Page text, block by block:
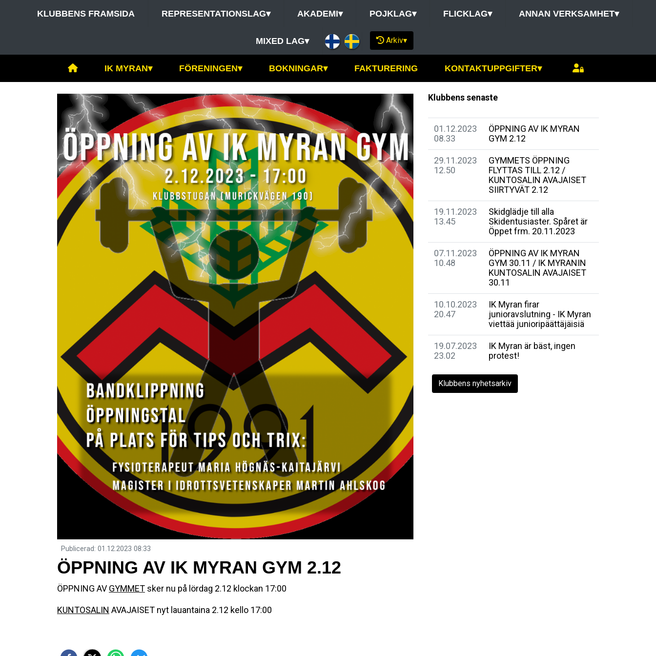
KLUBBENS FRAMSIDA REPRESENTATIONSLAG▾ AKADEMI▾ POJKLAG▾ FLICKLAG▾ ANNAN VERKSAMHET▾
MIXED LAG▾ Arkiv▾
IK MYRAN▾ FÖRENINGEN▾ BOKNINGAR▾ FAKTURERING KONTAKTUPPGIFTER▾
Publicerad: 01.12.2023 08:33
ÖPPNING AV IK MYRAN GYM 2.12
ÖPPNING AV GYMMET sker nu på lördag 2.12 klockan 17:00
KUNTOSALIN AVAJAISET nyt lauantaina 2.12 kello 17:00
Klubbens senaste
01.12.2023
08.33
ÖPPNING AV IK MYRAN
GYM 2.12
29.11.2023
12.50
GYMMETS ÖPPNING
FLYTTAS TILL 2.12 /
KUNTOSALIN AVAJAISET
SIIRTYVÄT 2.12
19.11.2023
13.45
Skidglädje till alla
Skidentusiaster. Spåret är
Öppet frm. 20.11.2023
07.11.2023
10.48
ÖPPNING AV IK MYRAN
GYM 30.11 / IK MYRANIN
KUNTOSALIN AVAJAISET
30.11
10.10.2023
20.47
IK Myran firar
junioravslutning - IK Myran
viettää junioripäättäjäisiä
19.07.2023
23.02
IK Myran är bäst, ingen
protest!
Klubbens nyhetsarkiv